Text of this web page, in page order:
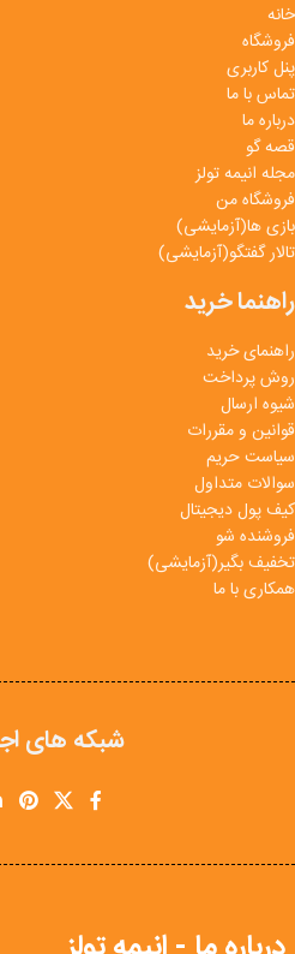
خانه
فروشگاه
پنل کاربری
تماس با ما
درباره ما
قصه گو
مجله انیمه تولز
فروشگاه من
بازی ها(آزمایشی)
تالار گفتگو(آزمایشی)
راهنما خرید
راهنمای خرید
روش پرداخت
شیوه ارسال
قوانین و مقررات
سیاست حریم
سوالات متداول
کیف پول دیجیتال
فروشنده شو
تخفیف بگیر(آزمایشی)
همکاری با ما
شبکه های